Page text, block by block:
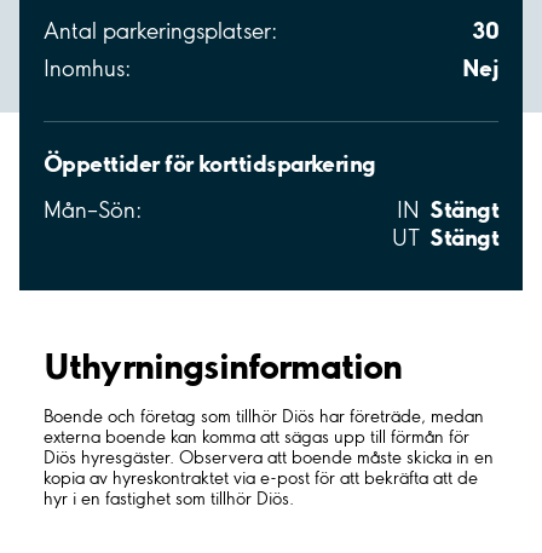
Antal parkeringsplatser: 30
Inomhus: Nej
Öppettider för korttidsparkering
Mån–Sön: IN Stängt
UT Stängt
Uthyrnings­information
Boende och företag som tillhör Diös har företräde, medan
externa boende kan komma att sägas upp till förmån för
Diös hyresgäster. Observera att boende måste skicka in en
kopia av hyreskontraktet via e-post för att bekräfta att de
hyr i en fastighet som tillhör Diös.